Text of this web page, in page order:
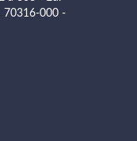
70316-000 -